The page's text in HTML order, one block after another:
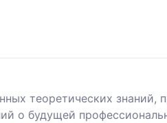
теоретических
о будущей